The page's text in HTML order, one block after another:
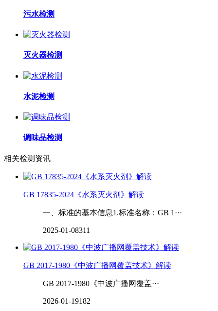
污水检测
灭火器检测
水泥检测
调味品检测
相关检测资讯
GB 17835-2024《水系灭火剂》解读
一、标准的基本信息1.标准名称：GB 1···
2025-01-08311
GB 2017-1980《中波广播网覆盖技术》解读
GB 2017-1980《中波广播网覆盖···
2026-01-19182